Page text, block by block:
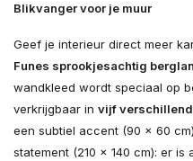
Blikvanger voor je muur
Geef je interieur direct meer
Funes sprookjesachtig
wandkleed wordt speciaal op
verkrijgbaar in vijf
een subtiel accent (90 × 60
statement (210 × 140 cm): er